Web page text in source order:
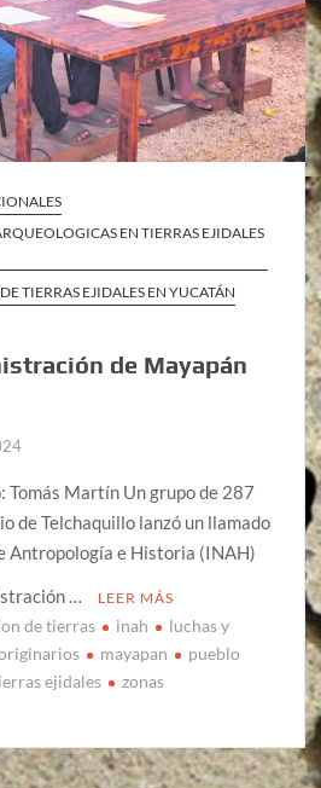
EN TIERRAS EJIDALES
TIERRAS EJIDALES EN YUCATÁN
de Mayapán
Tomás Martín Un grupo de 287
de Telchaquillo lanzó un llamado
Antropología e Historia (INAH)
…
LEER MÁS
de tierras inah
luchas y
mayapan
pueblo
ejidales
zonas